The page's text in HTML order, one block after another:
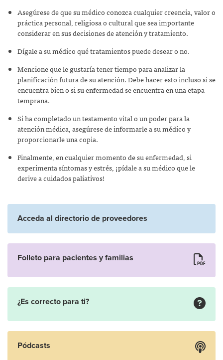
Asegúrese de que su médico conozca cualquier creencia, valor o
práctica personal, religiosa o cultural que sea importante
considerar en sus decisiones de atención y tratamiento.
Dígale a su médico qué tratamientos puede desear o no.
Mencione que le gustaría tener tiempo para analizar la
planificación futura de su atención. Debe hacer esto incluso si se
encuentra bien o si su enfermedad se encuentra en una etapa
temprana.
Si ha completado un testamento vital o un poder para la
atención médica, asegúrese de informarle a su médico y
proporcionarle una copia.
Finalmente, en cualquier momento de su enfermedad, si
experimenta síntomas y estrés, ¡pídale a su médico que le
derive a cuidados paliativos!
Acceda al directorio de proveedores
Folleto para pacientes y familias
¿Es correcto para ti?
Pódcasts